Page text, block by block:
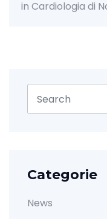
di Novara e
Categorie
News